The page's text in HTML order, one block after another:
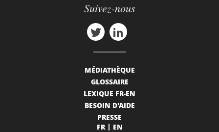
Suivez-nous
MÉDIATHÈQUE
GLOSSAIRE
LEXIQUE FR-EN
BESOIN D'AIDE
PRESSE
FR
EN